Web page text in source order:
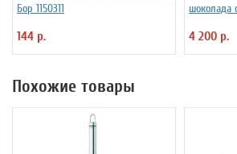
Бор 1150311
144 р.
шоколада
4 200 р.
Похожие товары